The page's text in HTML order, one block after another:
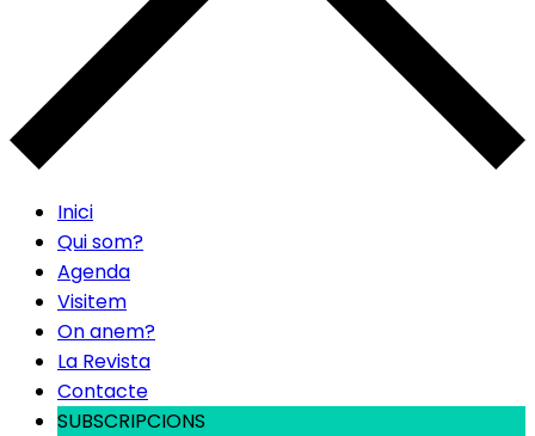
Inici
Qui som?
Agenda
Visitem
On anem?
La Revista
Contacte
SUBSCRIPCIONS